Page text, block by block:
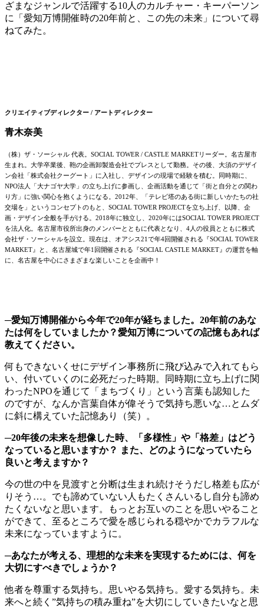
ざまなジャンルで活躍する10人のカルチャー・キーパーソン
に「愛知万博開催時の20年前と、この先の未来」について尋
ねてみた。
クリエイティブディレクター / アートディレクター
青木奈美
（株）ザ・ソーシャル 代表。SOCIAL TOWER / CASTLE MARKETリーダー。名古屋市
生まれ。大学卒業後、鞄の企画卸製造会社でプレスとして勤務。その後、大須のデザイ
ン会社「株式会社クーグート」に入社し、デザインの現場で経験を積む。同時期に、
NPO法人「大ナゴヤ大学」の立ち上げに参画し、企画活動を通じて「街と自分との関わ
り方」に強い関心を抱くようになる。2012年、「テレビ塔のある街に新しいかたちの社
交場を」というコンセプトのもと、SOCIAL TOWER PROJECTを立ち上げ、以降、企
画・デザイン全般を手がける。2018年に独立し、2020年にはSOCIAL TOWER PROJECT
を法人化。名古屋市役所出身のメンバーとともに代表となり、4人の役員とともに株式
会社ザ・ソーシャルを設立。現在は、オアシス21で年4回開催される『SOCIAL TOWER
MARKET』と、名古屋城で年1回開催される『SOCIAL CASTLE MARKET』の運営を軸
に、名古屋を中心にさまざまな楽しいことを企画中！
─愛知万博開催から今年で20年が経ちました。20年前のあな
たは何をしていましたか？愛知万博についての記憶もあれば
教えてください。
何もできないくせにデザイン事務所に飛び込みで入れてもら
い、付いていくのに必死だった時期。
同時期に立ち上げに関
わったNPOを通じて「まちづくり」という言葉も認知した
のですが、 なんか言葉自体が偉そうで気持ち悪いな…とムダ
に斜に構えていた記憶あり（笑）。
─20年後の未来を想像した時、「多様性」や「格差」はどう
なっていると思いますか？ また、どのようになっていたら
良いと考えますか？
今の世の中を見渡すと分断は生まれ続けそうだし格差も広が
りそう…。 でも諦めていない人もたくさんいるし自分も諦め
たくないなと思います。
もっとお互いのことを思いやること
ができて、 至るところで愛を感じられる穏やかでカラフルな
未来になっていますように。
─あなたが考える、理想的な未来を実現するためには、何を
大切にすべきでしょうか？
他者を尊重する気持ち。 思いやる気持ち。 愛する気持ち。 未
来へと続く”気持ちの積み重ね”を大切にしていきたいなと思